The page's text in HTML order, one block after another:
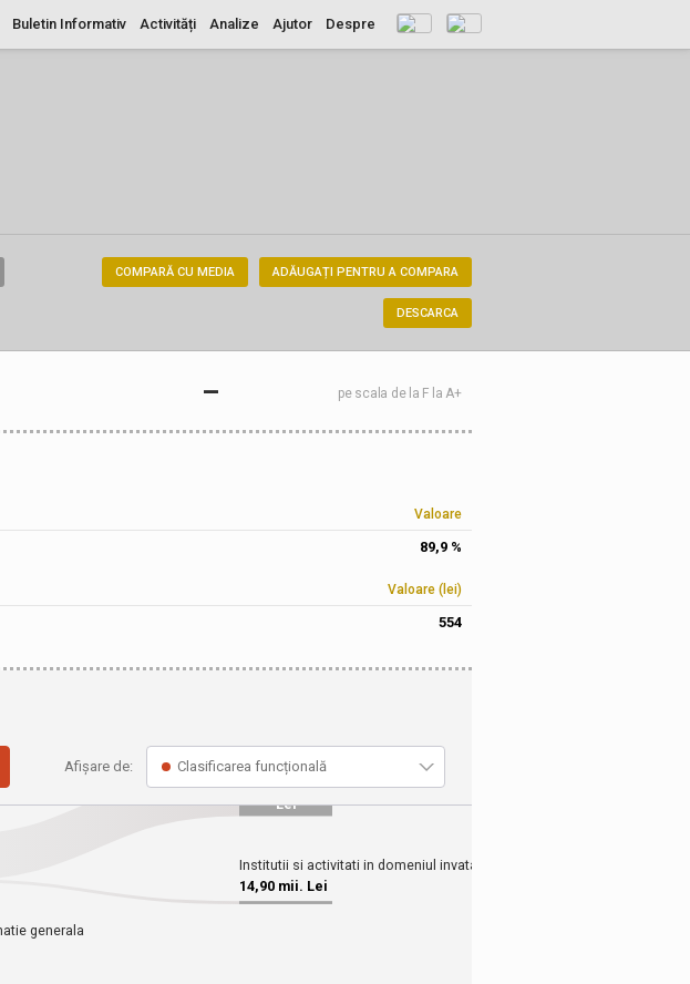
Despre
Ajutor
Analize
Activități
Buletin Informativ
ADĂUGAȚI PENTRU A COMPARA
COMPARĂ CU MEDIA
DESCARCA
– pe scala de la F la A+
Valoare
89,9 %
Valoare (lei)
554